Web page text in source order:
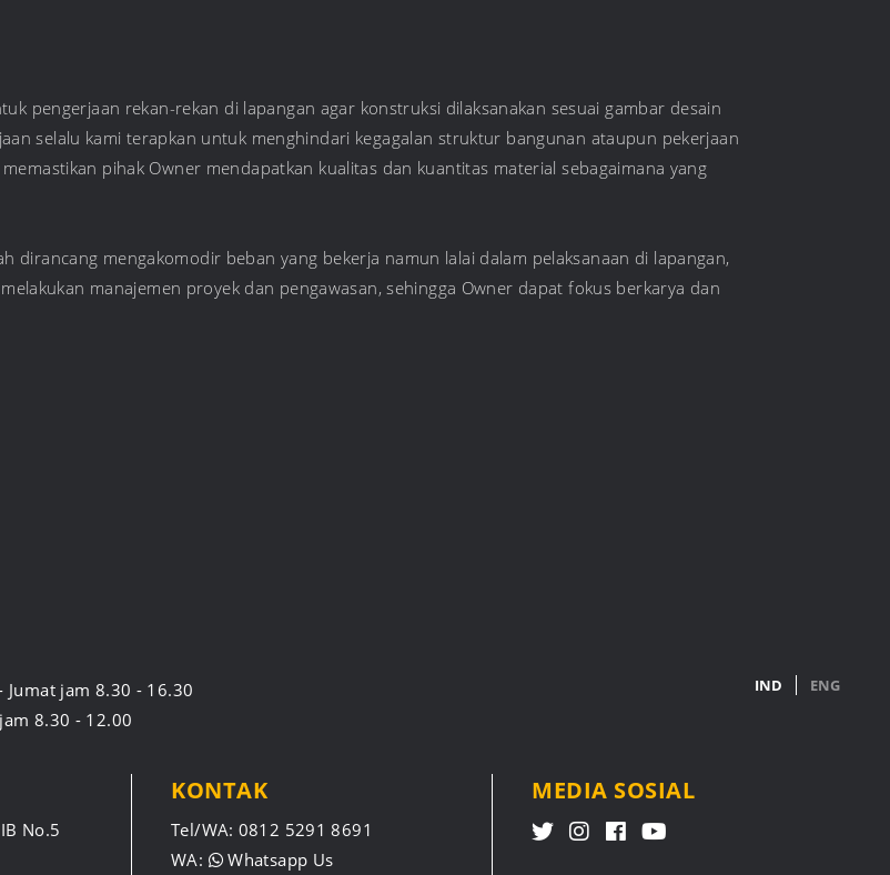
pengerjaan rekan-rekan di lapangan agar konstruksi dilaksanakan sesuai gambar desain
selalu kami terapkan untuk menghindari kegagalan struktur bangunan ataupun pekerjaan
pihak Owner mendapatkan kualitas dan kuantitas material sebagaimana yang
dirancang mengakomodir beban yang bekerja namun lalai dalam pelaksanaan di lapangan,
manajemen proyek dan pengawasan, sehingga Owner dapat fokus berkarya dan
Jumat jam 8.30 - 16.30
8.30 - 12.00
IND ENG
No.5
KONTAK
Tel/WA: 0812 5291 8691
WA:
Whatsapp Us
MEDIA SOSIAL